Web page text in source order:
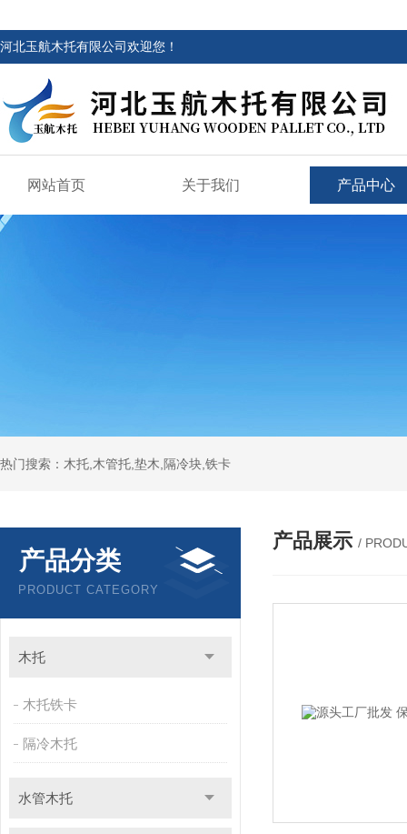
河北玉航木托有限公司欢迎您！
网站首页 关于我们 产品中心
热门搜索：木托,木管托,垫木,隔冷块,铁卡
产品分类
PRODUCT CATEGORY
木托
木托铁卡
隔冷木托
水管木托
产品展示 /